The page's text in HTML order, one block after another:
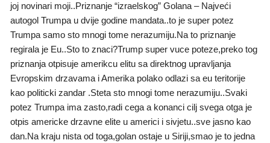
joj novinari moji..Priznanje “izraelskog” Golana – Najveći
autogol Trumpa u dvije godine mandata..to je super potez
Trumpa samo sto mnogi tome nerazumiju.Na to priznanje
regirala je Eu..Sto to znaci?Trump super vuce poteze,preko tog
priznanja otpisuje amerikcu elitu sa direktnog upravljanja
Evropskim drzavama i Amerika polako odlazi sa eu teritorije
kao politicki zandar .Steta sto mnogi tome nerazumiju..Svaki
potez Trumpa ima zasto,radi cega a konanci cilj svega otga je
otpis americke drzavne elite u americi i sivjetu..sve jasno kao
dan.Na kraju nista od toga,golan ostaje u Siriji,smao je to jedna